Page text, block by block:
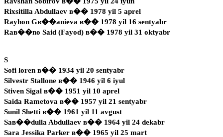
Rixsitilla Abdullaev в�� 1978 yil 5 aprel
Rayhon Gв��anieva в�� 1978 yil 16 sentyabr
Raв��no Said (Fayod) в�� 1978 yil 31 oktyabr
S
Sofi loren в�� 1934 yil 20 sentyabr
Silvestr Stallone в�� 1946 yil 6 iyul
Stiven Sigal в�� 1951 yil 10 aprel
Saida Rametova в�� 1957 yil 21 sentyabr
Sunil Shetti в�� 1961 yil 11 avgust
Saв��dulla Abdullaev в�� 1964 yil 24 dekabr
Sara Jessika Parker в�� 1965 yil 25 mart